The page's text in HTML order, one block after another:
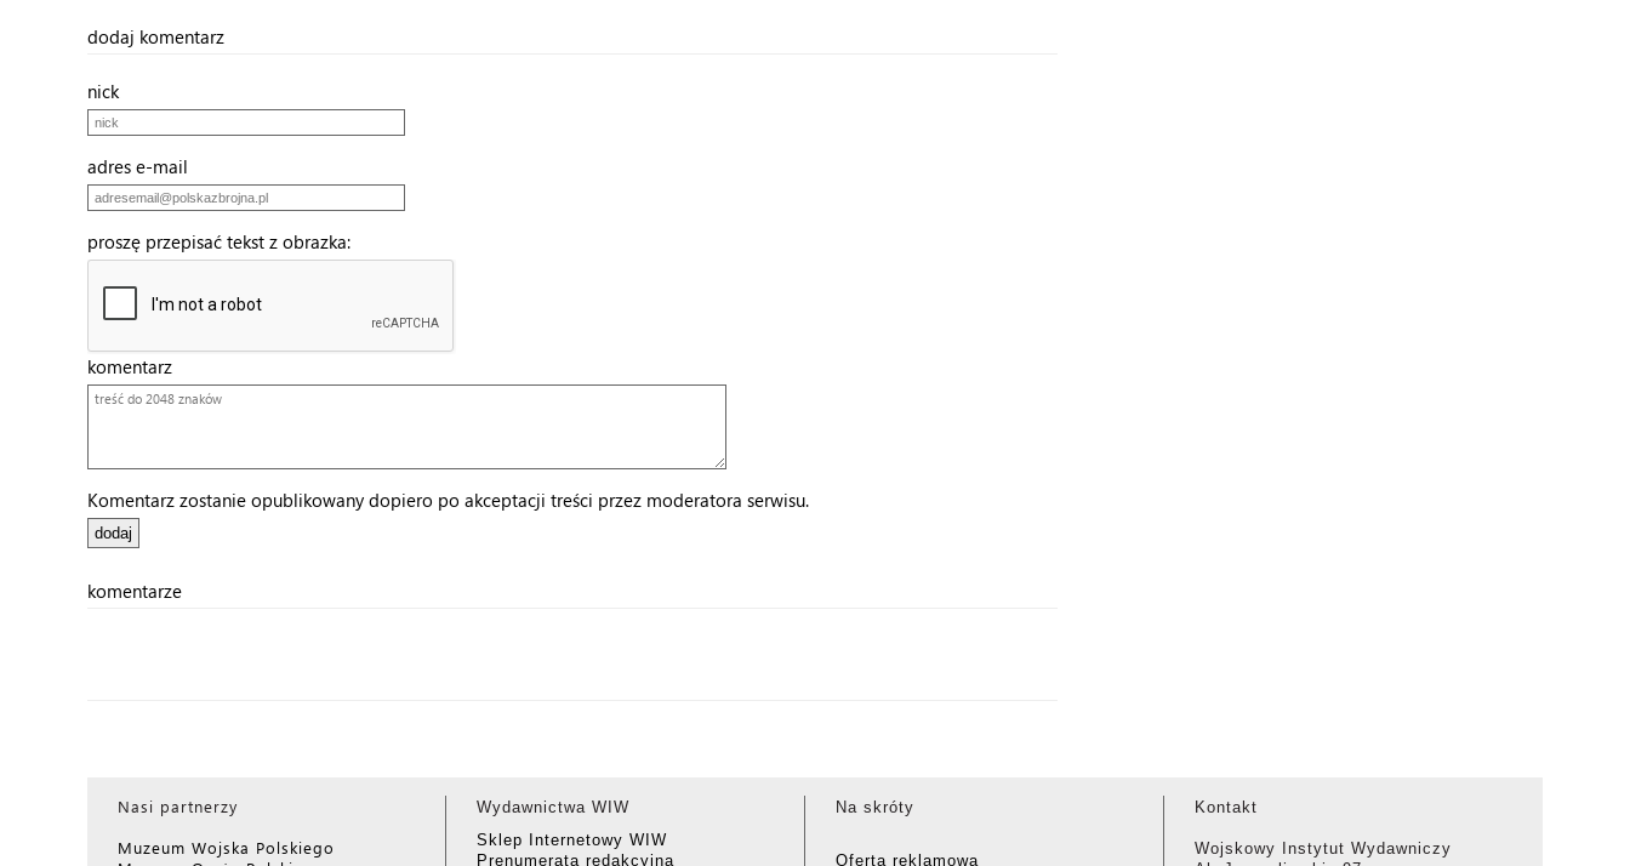
dodaj komentarz
nick
adres e-mail
proszę przepisać tekst z obrazka:
komentarz
Komentarz zostanie opublikowany dopiero po akceptacji treści przez moderatora serwisu.
komentarze
Nasi partnerzy
Muzeum Wojska Polskiego
Wydawnictwa WIW
Sklep Internetowy WIW
Prenumerata redakcyjna
Na skróty
Oferta reklamowa
Kontakt
Wojskowy Instytut Wydawniczy